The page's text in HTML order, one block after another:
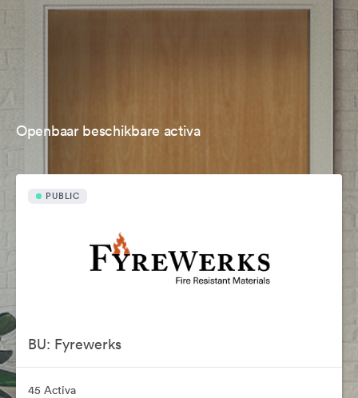
Openbaar beschikbare activa
PUBLIC
BU: Fyrewerks
45 Activa